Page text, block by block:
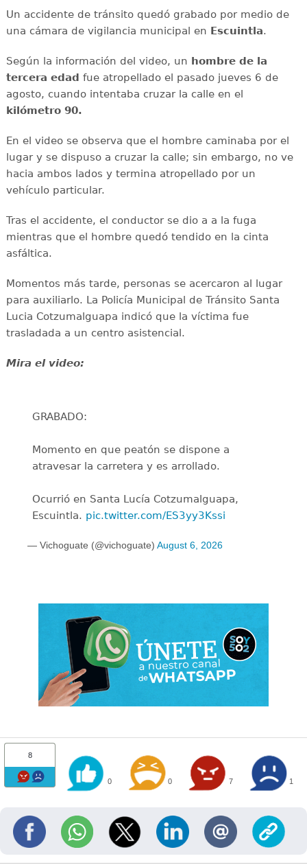
Un accidente de tránsito quedó grabado por medio de
una cámara de vigilancia municipal en Escuintla.
Según la información del video, un hombre de la
tercera edad fue atropellado el pasado jueves 6 de
agosto, cuando intentaba cruzar la calle en el
kilómetro 90.
En el video se observa que el hombre caminaba por el
lugar y se dispuso a cruzar la calle; sin embargo, no ve
hacia ambos lados y termina atropellado por un
vehículo particular.
Tras el accidente, el conductor se dio a a la fuga
mientras que el hombre quedó tendido en la cinta
asfáltica.
Momentos más tarde, personas se acercaron al lugar
para auxiliarlo. La Policía Municipal de Tránsito Santa
Lucia Cotzumalguapa indicó que la víctima fue
trasladada a un centro asistencial.
Mira el video:
GRABADO:
Momento en que peatón se dispone a
atravesar la carretera y es arrollado.
Ocurrió en Santa Lucía Cotzumalguapa,
Escuintla. pic.twitter.com/ES3yy3Kssi
— Vichoguate (@vichoguate) August 6, 2026
8
0 0 7 1